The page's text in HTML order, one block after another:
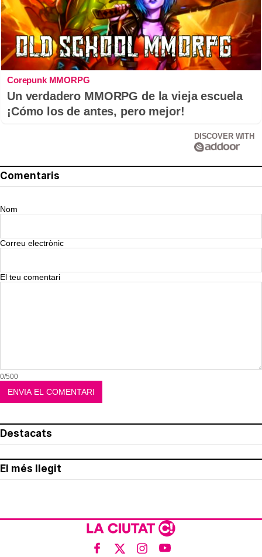
Corepunk MMORPG
Un verdadero MMORPG de la vieja escuela
¡Cómo los de antes, pero mejor!
DISCOVER WITH
Comentaris
Nom
Correu electrònic
El teu comentari
0/500
Destacats
El més llegit